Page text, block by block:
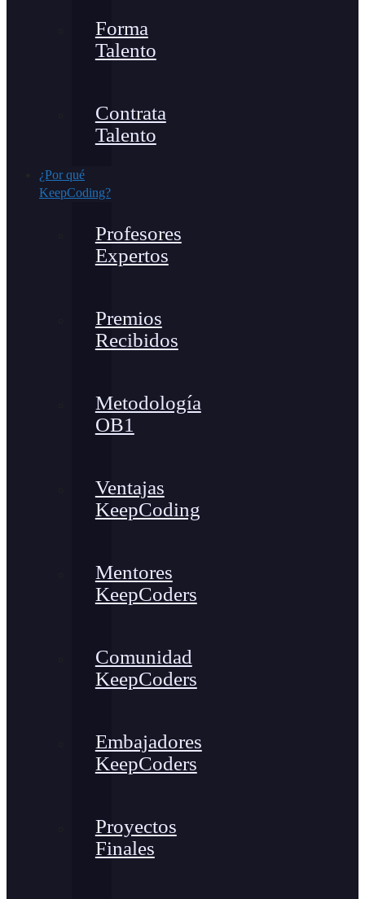
Forma
Talento
Contrata
Talento
¿Por qué
KeepCoding?
Profesores
Expertos
Premios
Recibidos
Metodología
OB1
Ventajas
KeepCoding
Mentores
KeepCoders
Comunidad
KeepCoders
Embajadores
KeepCoders
Proyectos
Finales